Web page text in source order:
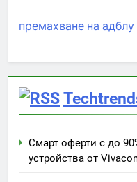
премахване на адблу
Смарт оферти с до
устройства от